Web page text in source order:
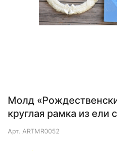
Молд
круглая рамка из ели
Арт. ARTMR0052